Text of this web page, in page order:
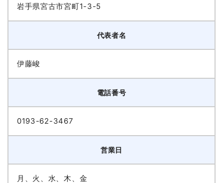
岩手県宮古市宮町1-3-5
代表者名
伊藤峻
電話番号
0193-62-3467
営業日
月、火、水、木、金